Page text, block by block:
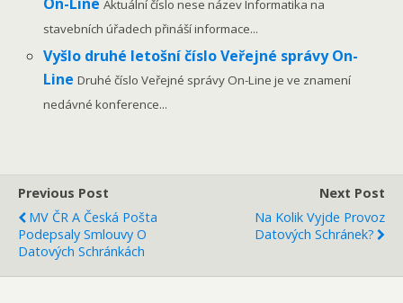
Aktuální číslo nese název Informatika na
stavebních úřadech přináší informace...
Vyšlo druhé letošní číslo Veřejné správy On-
LineDruhé číslo Veřejné správy On-Line je ve znamení
nedávné konference...
Previous Post
MV ČR A Česká Pošta
Podepsaly Smlouvy O
Datových Schránkách
Next Post
Na Kolik Vyjde Provoz
Datových Schránek?